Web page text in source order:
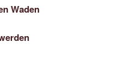
Waden